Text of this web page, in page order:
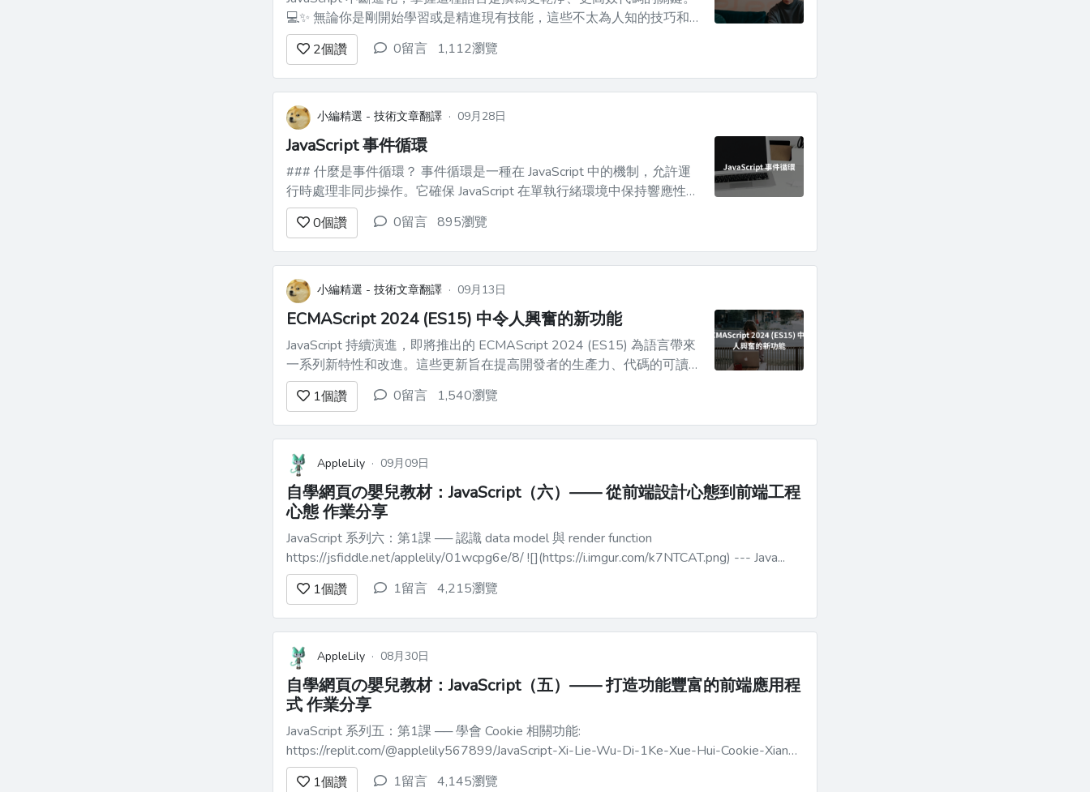
💻✨ 無論你是剛開始學習或是精進現有技能，這些不太為人知的技巧和
小貼士將幫助你撰寫更聰明的 JavaScript。🚀🔍 ## 1. 無需臨時變數交換
變數 在編碼中，交換變數是一個常見需求，而 JavaScri...
2個讚 0留言 1,112瀏覽
小編精選 - 技術文章翻譯 · 09月28日
JavaScript 事件循環
### 什麼是事件循環？ 事件循環是一種在 JavaScript 中的機制，允許運
行時處理非同步操作。它確保 JavaScript 在單執行緒環境中保持響應性且
無阻塞，通過管理多個任務的執行。 ### 事件循環如何運作？ 1. **單執
行緒執行**: JavaScript 是 `單...
0個讚 0留言 895瀏覽
小編精選 - 技術文章翻譯 · 09月13日
ECMAScript 2024 (ES15) 中令人興奮的新功能
JavaScript 持續演進，即將推出的 ECMAScript 2024 (ES15) 為語言帶來
一系列新特性和改進。這些更新旨在提高開發者的生產力、代碼的可讀性
和整體性能。讓我們探討 ES15 中一些最值得注意的新增功能。 ## 1. 增
強的字串操作 ES15 引入了新的字串操作方法...
1個讚 0留言 1,540瀏覽
AppleLily · 09月09日
自學網頁の嬰兒教材：JavaScript（六）—— 從前端設計心態到前端工程
心態 作業分享
JavaScript 系列六：第1課 ── 認識 data model 與 render function
https://jsfiddle.net/applelily/01wcpg6e/8/ ![](https://i.imgur.com/k7NTCAT.png) --- Java...
1個讚 1留言 4,215瀏覽
AppleLily · 08月30日
自學網頁の嬰兒教材：JavaScript（五）—— 打造功能豐富的前端應用程
式 作業分享
JavaScript 系列五：第1課 ── 學會 Cookie 相關功能:
https://replit.com/@applelily567899/JavaScript-Xi-Lie-Wu-Di-1Ke-Xue-Hui-Cookie-Xiang-
Guan-Gong-Neng ![](https:...
1個讚 1留言 4,145瀏覽